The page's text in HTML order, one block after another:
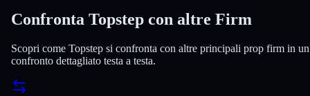
Confronta Topstep con altre Firm
Scopri come Topstep si confronta con altre principali prop firm in un
confronto dettagliato testa a testa.